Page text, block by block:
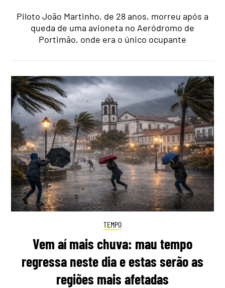
Piloto João Martinho, de 28 anos, morreu após a
queda de uma avioneta no Aeródromo de
Portimão, onde era o único ocupante
TEMPO
Vem aí mais chuva: mau tempo
regressa neste dia e estas serão as
regiões mais afetadas